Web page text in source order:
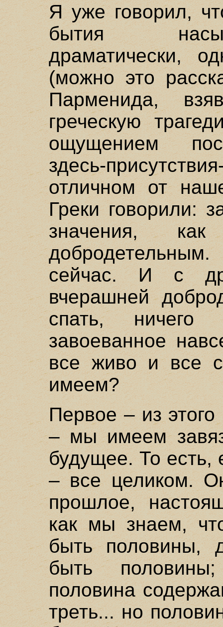
Я уже говорил,
бытия
драматически,
(можно это
Парменида,
греческую
ощущением
здесь-
отличном от
Греки говорили:
значения,
сейчас. И с
вчерашней
спать, ничего
завоеванное
все живо и все
имеем?
Первое – из
– мы имеем
будущее. То есть,
– все целиком.
прошлое,
как мы знаем,
быть половины,
быть
половина
треть... но